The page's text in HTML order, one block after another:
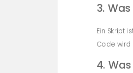
3.
Ein Skript
Code
4.